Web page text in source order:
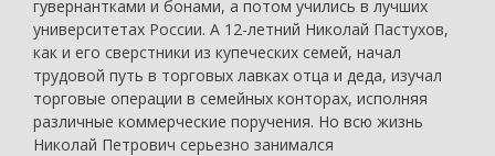
гувернантками и бонами, а потом учились в лучших
университетах России. А 12-летний Николай Пастухов,
как и его сверстники из купеческих семей, начал
трудовой путь в торговых лавках отца и деда, изучал
торговые операции в семейных конторах, исполняя
различные коммерческие поручения. Но всю жизнь
Николай Петрович серьезно занимался